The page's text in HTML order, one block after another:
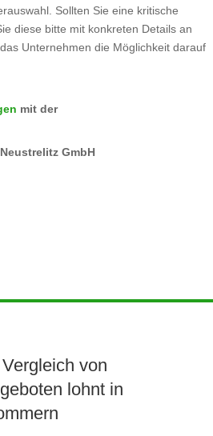
Sollten Sie eine kritische
diese bitte mit konkreten Details an
Unternehmen die Möglichkeit darauf
mit der
GmbH
von
lohnt in